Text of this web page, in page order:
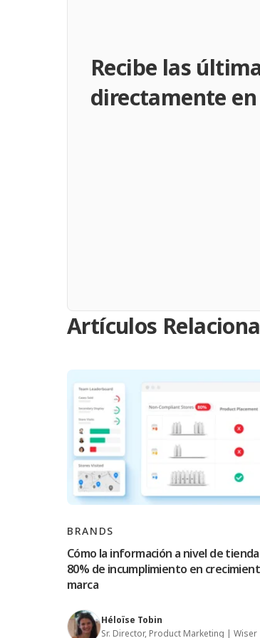
Recibe las
directamente
Artículos
BRANDS
Cómo la información a nivel de
80% de incumplimiento en
marca
Héloïse Tobin
Sr. Director, Product Marketing | Wiser